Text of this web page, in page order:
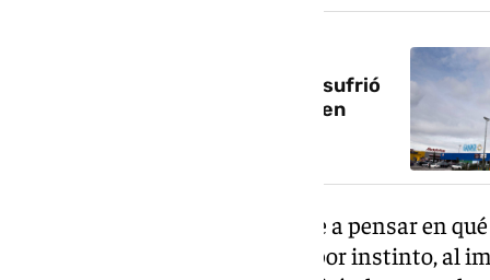
Salvan la vida a un hombre que sufrió
una parada cardiorrespiratoria en
No hubo tiempo ni para pararse a pensar en
se moría y Mari Carmen actuó por instinto, al